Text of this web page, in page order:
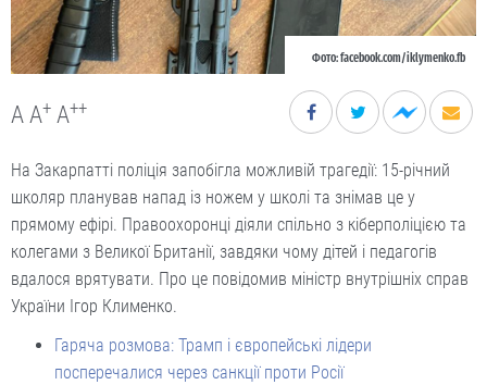
Фото: facebook.com/iklymenko.fb
A A+ A++
На Закарпатті поліція запобігла можливій трагедії: 15-річний
школяр планував напад із ножем у школі та знімав це у
прямому ефірі. Правоохоронці діяли спільно з кіберполіцією та
колегами з Великої Британії, завдяки чому дітей і педагогів
вдалося врятувати. Про це повідомив міністр внутрішніх справ
України Ігор Клименко.
Гаряча розмова: Трамп і європейські лідери
посперечалися через санкції проти Росії